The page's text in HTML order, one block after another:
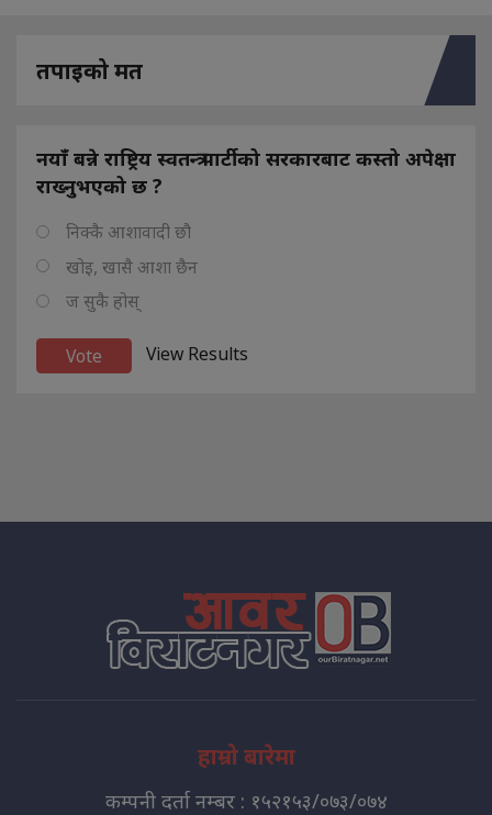
तपाइको मत
नयाँ बन्ने राष्ट्रिय स्वतन्त्र पार्टीको सरकारबाट कस्तो अपेक्षा
राख्नुभएको छ ?
निक्कै आशावादी छौ
खोइ, खासै आशा छैन
ज सुकै होस्
View Results
हाम्रो बारेमा
कम्पनी दर्ता नम्बर : १५२१५३/०७३/०७४